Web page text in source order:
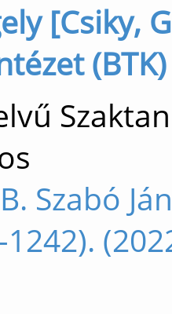
[Csiky,
(BTK)
B. Szabó